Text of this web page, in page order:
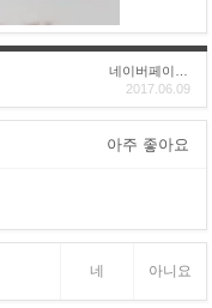
2017.06.09
아주 좋아요
네 아니요